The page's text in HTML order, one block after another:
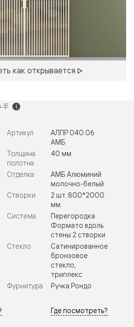
как открывается
₸ i
Артикул
АЛПР 040.06
АМБ
Толщина
полотна
40 мм
Отделка
АМБ Алюминий
молочно-белый
Створки
2 шт. 800*2000
мм
Система
Перегородка
Формато вдоль
стены 2 створки
Стекло
Сатинированное
бронзовое
стекло,
триплекс
Фурнитура
Ручка Рондо
Где посмотреть?